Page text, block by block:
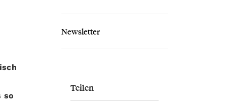
so
Newsletter
Teilen